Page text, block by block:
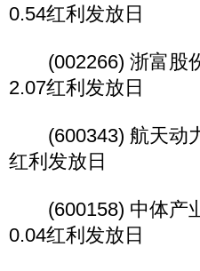
0.54红利发放日
(002266) 浙富股份
2.07红利发放日
(600343) 航天动力
红利发放日
(600158) 中体产业
0.04红利发放日